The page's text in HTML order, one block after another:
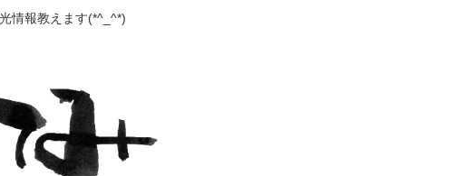
情報教えます(*^_^*)